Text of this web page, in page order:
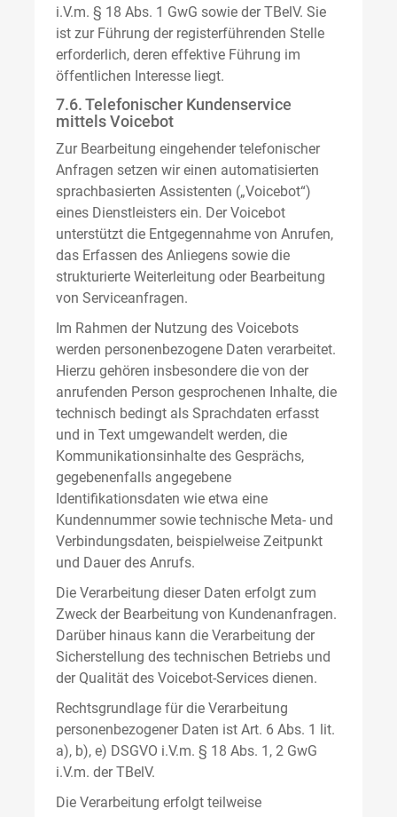
i.V.m. § 18 Abs. 1 GwG sowie der TBelV. Sie
ist zur Führung der registerführenden Stelle
erforderlich, deren effektive Führung im
öffentlichen Interesse liegt.
7.6. Telefonischer Kundenservice
mittels Voicebot
Zur Bearbeitung eingehender telefonischer
Anfragen setzen wir einen automatisierten
sprachbasierten Assistenten („Voicebot“)
eines Dienstleisters ein. Der Voicebot
unterstützt die Entgegennahme von Anrufen,
das Erfassen des Anliegens sowie die
strukturierte Weiterleitung oder Bearbeitung
von Serviceanfragen.
Im Rahmen der Nutzung des Voicebots
werden personenbezogene Daten verarbeitet.
Hierzu gehören insbesondere die von der
anrufenden Person gesprochenen Inhalte, die
technisch bedingt als Sprachdaten erfasst
und in Text umgewandelt werden, die
Kommunikationsinhalte des Gesprächs,
gegebenenfalls angegebene
Identifikationsdaten wie etwa eine
Kundennummer sowie technische Meta- und
Verbindungsdaten, beispielweise Zeitpunkt
und Dauer des Anrufs.
Die Verarbeitung dieser Daten erfolgt zum
Zweck der Bearbeitung von Kundenanfragen.
Darüber hinaus kann die Verarbeitung der
Sicherstellung des technischen Betriebs und
der Qualität des Voicebot-Services dienen.
Rechtsgrundlage für die Verarbeitung
personenbezogener Daten ist Art. 6 Abs. 1 lit.
a), b), e) DSGVO i.V.m. § 18 Abs. 1, 2 GwG
i.V.m. der TBelV.
Die Verarbeitung erfolgt teilweise